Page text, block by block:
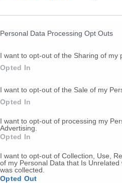
Personal Data Processing Opt Outs
I want to opt-out of the Sharing of my
Opted In
I want to opt-out of the Sale of my
Opted In
I want to opt-out of processing my
Advertising.
Opted In
I want to opt-out of Collection, Use,
of my Personal Data that Is
was collected.
Opted Out
Per poter lasciare o